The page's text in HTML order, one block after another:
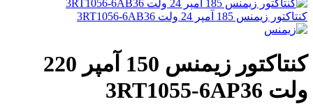
کنتاکتور زیمنس 185 آمپر 24 ولت 3RT1056-6AB36
کنتاکتور زیمنس 150 آمپر 220
ولت 3RT1055-6AP36